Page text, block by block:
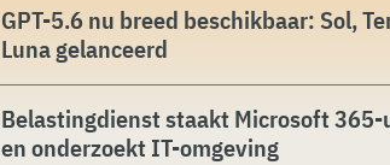
GPT-5.6 nu breed beschikbaar: Sol,
Luna gelanceerd
Belastingdienst staakt Microsoft
en onderzoekt IT-omgeving